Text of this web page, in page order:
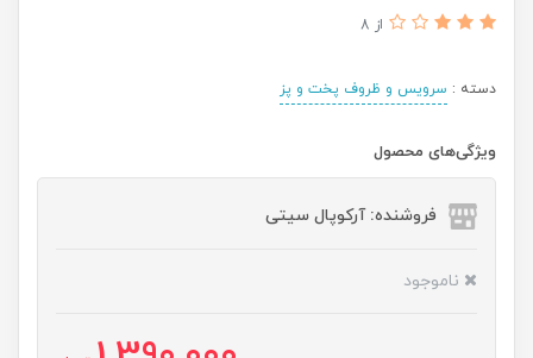
از 8
دسته : سرویس و ظروف پخت و پز
ویژگی‌های محصول
فروشنده: آرکوپال سیتی
ناموجود